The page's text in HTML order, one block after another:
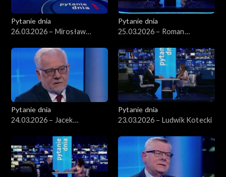
Pytanie dnia
26.03.2026 – Mirosław
Pytanie dnia
25.03.2026 – Roman
Pytanie dnia
24.03.2026 – Jacek
Pytanie dnia
23.03.2026 – Ludwik Kotecki